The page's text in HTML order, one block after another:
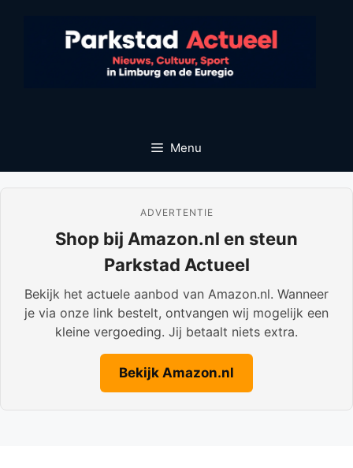
Menu
ADVERTENTIE
Shop bij Amazon.nl en steun
Parkstad Actueel
Bekijk het actuele aanbod van Amazon.nl. Wanneer
je via onze link bestelt, ontvangen wij mogelijk een
kleine vergoeding. Jij betaalt niets extra.
Bekijk Amazon.nl